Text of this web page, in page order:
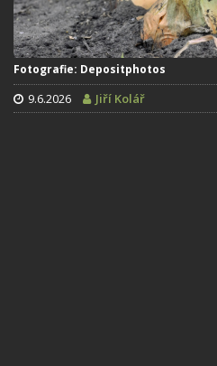
Fotografie: Depositphotos
9.6.2026 Jiří Kolář